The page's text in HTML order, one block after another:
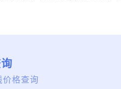
价格查询